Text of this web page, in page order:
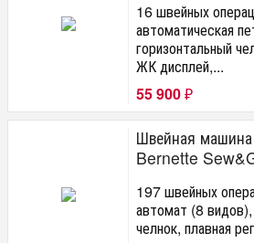
16 швейных
автоматическая
горизонтальный
ЖК дисплей,...
55 900 ₽
Швейная
Bernette
197 швейных
автомат (8
челнок, плавная